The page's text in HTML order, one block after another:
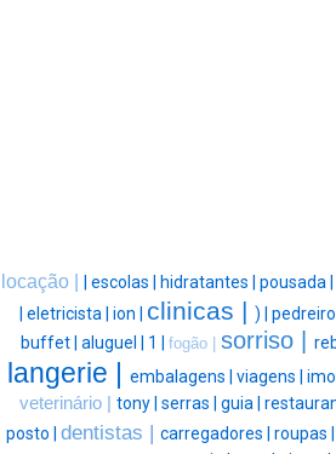
locação | escolas | hidratantes | pousada |
eletricista | ion | clinicas | ) | pedreiro |
buffet | aluguel | 1 | fogão | sorriso |
langerie | embalagens | viagens |
veterinário | tony | serras | guia |
posto | dentistas | carregadores | roupas |